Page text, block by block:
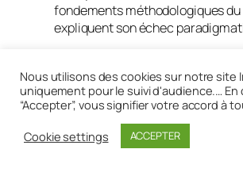
fondements méthodologiques du
expliquent son échec
Nous utilisons des cookies sur notre site
uniquement pour le suivi d'audience.… En
“Accepter”, vous signifier votre accord à
Cookie settings
ACCEPTER